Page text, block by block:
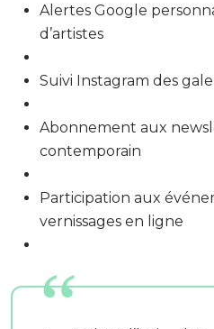
Alertes Google
d’artistes
Suivi Instagram des
Abonnement aux
contemporain
Participation aux
vernissages en ligne